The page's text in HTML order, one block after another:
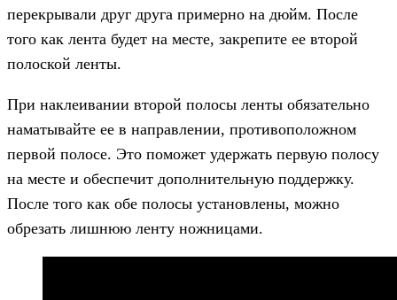
перекрывали друг друга примерно на дюйм. После
того как лента будет на месте, закрепите ее второй
полоской ленты.
При наклеивании второй полосы ленты обязательно
наматывайте ее в направлении, противоположном
первой полосе. Это поможет удержать первую полосу
на месте и обеспечит дополнительную поддержку.
После того как обе полосы установлены, можно
обрезать лишнюю ленту ножницами.